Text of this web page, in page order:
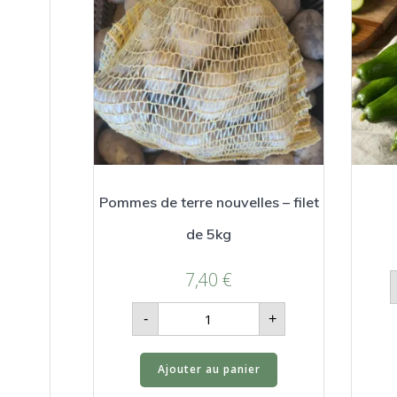
Pommes de terre nouvelles – filet
de 5kg
7,40 €
-
quantité
de
Pommes
nouvelles
-
+
Ajouter au panier